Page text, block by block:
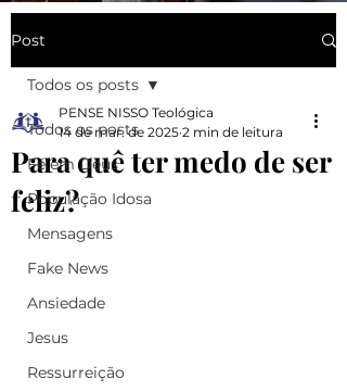
Post
Todos os posts
Fé em Deus
População Idosa
Mensagens
Fake News
Ansiedade
Jesus
Ressurreição
Todos os posts
Para quê ter medo de ser
feliz?
PENSE NISSO Teológica
14 de mar. de 2025 2 min de leitura